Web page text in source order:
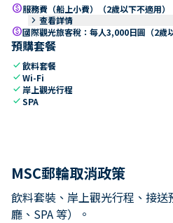
paid服務費（船上小費）（2歲以下不適用）
keyboard_arrow_right 查看詳情
paid國際觀光旅客稅：每人3,000日圓（2
預購套餐
check飲料套餐
checkWi-Fi
check 岸上觀光行程
checkSPA
MSC郵輪取消政策
飲料套裝、岸上觀光行程、接
廳、SPA 等）。